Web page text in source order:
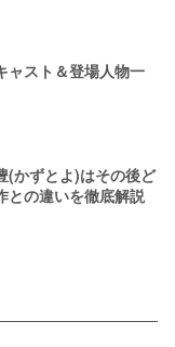
ャスト＆登場人物一
(かずとよ)はその後ど
との違いを徹底解説